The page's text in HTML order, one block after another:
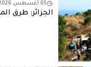
05 أغسطس 2026 | 20:42
الجزائر: طرق